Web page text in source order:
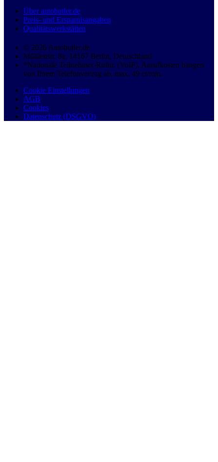
Über autobutler.de
Preis- und Ersparnisangaben
Qualitätswerkstätten
© 2026 Autobutler.de
Mühlenstr. 8a, 14167 Berlin, Deutschland
*Nationale Teilnehmer-Rufnr. (VoIP), Anrufkosten hängen
von Ihrem Telefonvertrag ab, max. 49 ct/min.
Cookie Einstellungen
AGB
Cookies
Datenschutz (DSGVO)